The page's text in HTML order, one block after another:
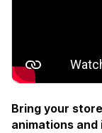
Bring your
animations